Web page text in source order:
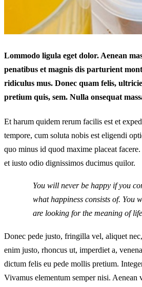
Lommodo ligula eget dolor. Aenean
penatibus et magnis dis parturient
ridiculus mus. Donec quam felis,
pretium quis, sem. Nulla onsequat
Et harum quidem rerum facilis est et
tempore, cum soluta nobis est eligendi
quo minus id quod maxime placeat
et iusto odio dignissimos ducimus quilor.
You will never be happy if you
what happiness consists of. You
are looking for the meaning of
Donec pede justo, fringilla vel, aliquet
enim justo, rhoncus ut, imperdiet a,
dictum felis eu pede mollis pretium.
Vivamus elementum semper nisi. Aenean